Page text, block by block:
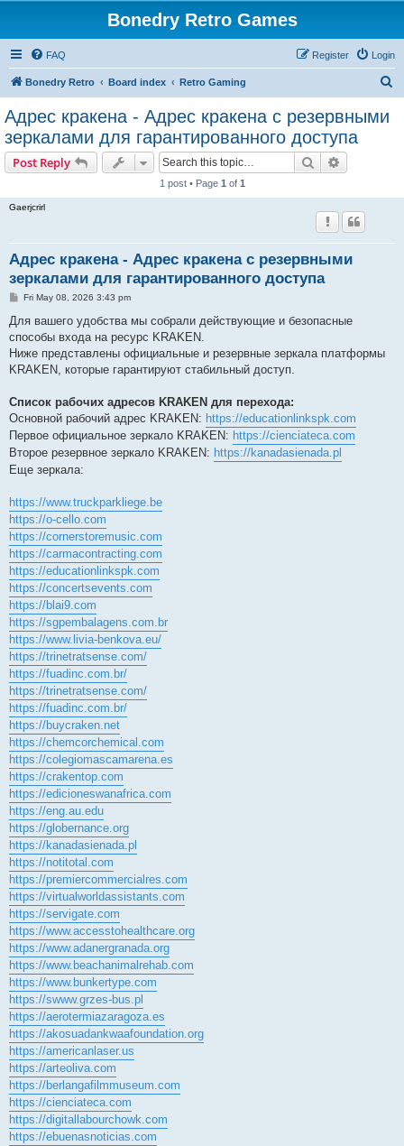
Bonedry Retro Games
FAQ Login
Register
Bonedry Retro Board index Retro Gaming
Адрес кракена - Адрес кракена с резервными
зеркалами для гарантированного доступа
Post Reply Search
1 post • Page 1 of 1
Gaerjcrirl
Адрес кракена - Адрес кракена с резервными
зеркалами для гарантированного доступа
P
s
Fri May 08, 2026 3:43 pm
Для вашего удобства мы собрали действующие и безопасные
способы входа на ресурс KRAKEN.
Ниже представлены официальные и резервные зеркала платформы
KRAKEN, которые гарантируют стабильный доступ.
Список рабочих адресов KRAKEN для перехода:
Основной рабочий адрес KRAKEN: https://educationlinkspk.com
Первое официальное зеркало KRAKEN: https://cienciateca.com
Второе резервное зеркало KRAKEN: https://kanadasienada.pl
Еще зеркала:
https://www.truckparkliege.be
https://o-cello.com
https://cornerstoremusic.com
https://carmacontracting.com
https://educationlinkspk.com
https://concertsevents.com
https://blai9.com
https://sgpembalagens.com.br
https://www.livia-benkova.eu/
https://trinetratsense.com/
https://fuadinc.com.br/
https://trinetratsense.com/
https://fuadinc.com.br/
https://buycraken.net
https://chemcorchemical.com
https://colegiomascamarena.es
https://crakentop.com
https://edicioneswanafrica.com
https://eng.au.edu
https://globernance.org
https://kanadasienada.pl
https://notitotal.com
https://premiercommercialres.com
https://virtualworldassistants.com
https://servigate.com
https://www.accesstohealthcare.org
https://www.adanergranada.org
https://www.beachanimalrehab.com
https://www.bunkertype.com
https://swww.grzes-bus.pl
https://aerotermiazaragoza.es
https://akosuadankwaafoundation.org
https://americanlaser.us
https://arteoliva.com
https://berlangafilmmuseum.com
https://cienciateca.com
https://digitallabourchowk.com
https://ebuenasnoticias.com